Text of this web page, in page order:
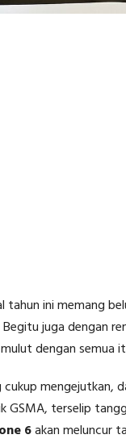
tahun ini memang
Begitu juga dengan
dengan semua
cukup mengejutkan,
GSMA, terselip
6akan meluncur